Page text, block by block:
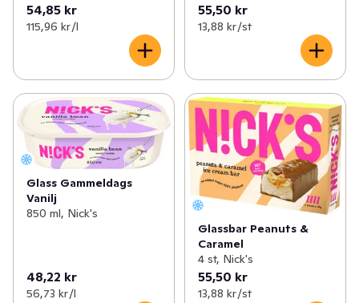
54,85 kr
115,96 kr /l
55,50 kr
13,88 kr /st
Glass Gammeldags
Vanilj
850 ml, Nick's
48,22 kr
56,73 kr /l
Glassbar Peanuts &
Caramel
4 st, Nick's
55,50 kr
13,88 kr /st